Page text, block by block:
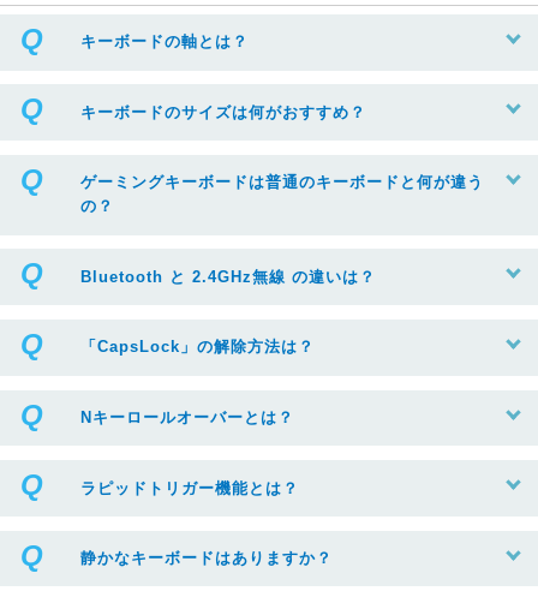
キーボードの軸とは？
キーボードのサイズは何がおすすめ？
ゲーミングキーボードは普通のキーボードと何が違う
の？
Bluetooth と 2.4GHz無線 の違いは？
「CapsLock」の解除方法は？
Nキーロールオーバーとは？
ラピッドトリガー機能とは？
静かなキーボードはありますか？